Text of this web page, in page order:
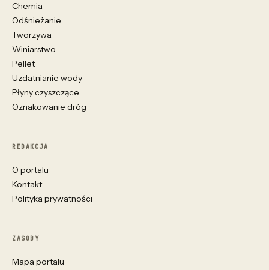
Chemia
Odśnieżanie
Tworzywa
Winiarstwo
Pellet
Uzdatnianie wody
Płyny czyszczące
Oznakowanie dróg
REDAKCJA
O portalu
Kontakt
Polityka prywatności
ZASOBY
Mapa portalu